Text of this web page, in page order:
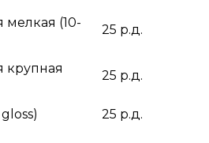
мелкая (10-
25 р.д.
крупная
25 р.д.
25 р.д.